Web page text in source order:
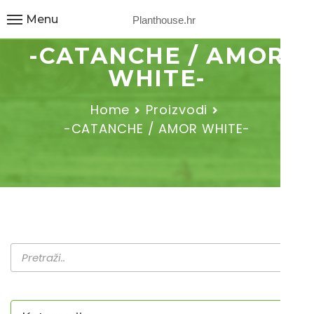
Planthouse.hr
Menu
-CATANCHE / AMOR
WHITE-
Home
Proizvodi
-CATANCHE / AMOR WHITE-